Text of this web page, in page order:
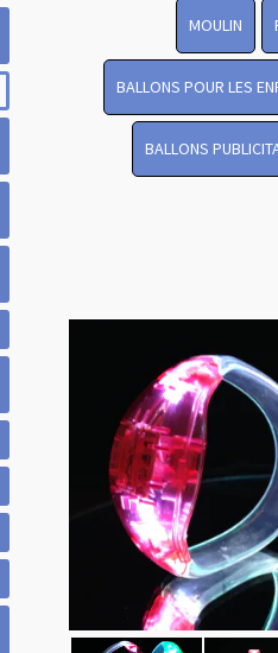
MOULIN
BALLONS POUR LES
BALLONS